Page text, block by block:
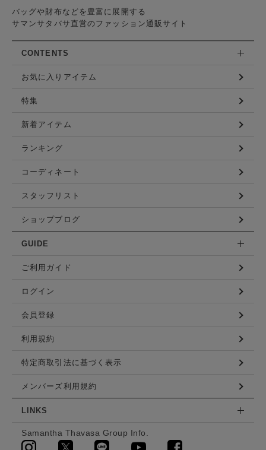
バッグや財布などを豊富に展開する
サマンサタバサ直営のファッション通販サイト
CONTENTS
お気に入りアイテム
特集
新着アイテム
ランキング
コーディネート
スタッフリスト
ショップブログ
GUIDE
ご利用ガイド
ログイン
会員登録
利用規約
特定商取引法に基づく表示
メンバーズ利用規約
LINKS
Samantha Thavasa Group Info.